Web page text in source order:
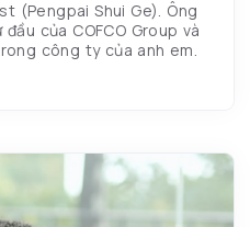
(Pengpai Shui Ge). Ông
của COFCO Group và
công ty của anh em.